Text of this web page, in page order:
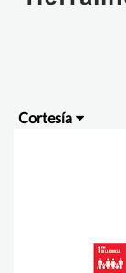
Cortesía